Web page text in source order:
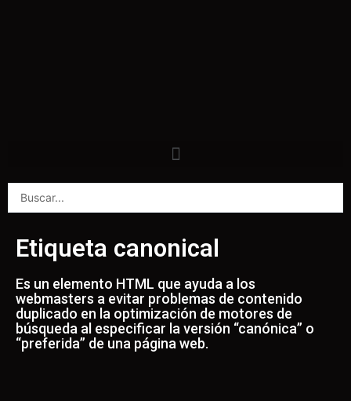
Etiqueta canonical
Es un elemento HTML que ayuda a los
webmasters a evitar problemas de contenido
duplicado en la optimización de motores de
búsqueda al especificar la versión “canónica” o
“preferida” de una página web.